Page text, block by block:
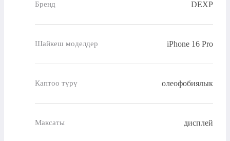
Бренд DEXP
Шайкеш моделдер iPhone 16 Pro
Каптоо түрү олеофобиялык
Максаты дисплей